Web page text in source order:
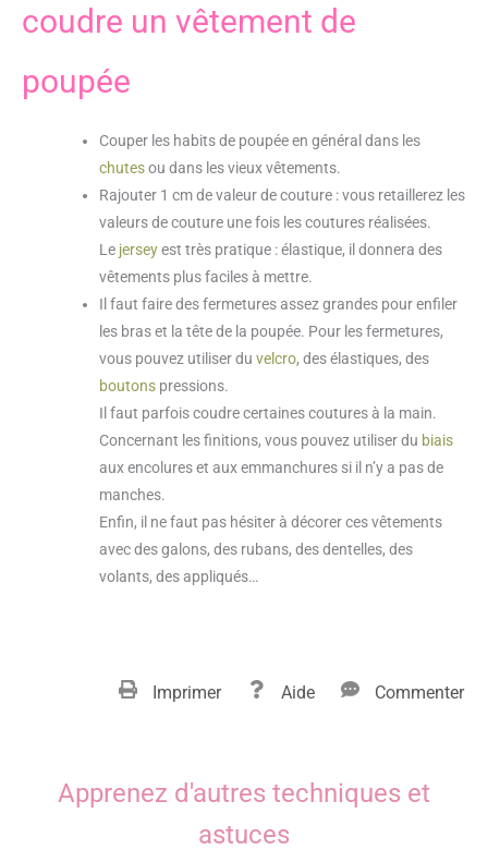
coudre un vêtement de
poupée
Couper les habits de poupée en général dans les
chutesou dans les vieux vêtements.
Rajouter 1 cm de valeur de couture : vous retaillerez les
valeurs de couture une fois les coutures réalisées.
Le jerseyest très pratique : élastique, il donnera des
vêtements plus faciles à mettre.
Il faut faire des fermetures assez grandes pour enfiler
les bras et la tête de la poupée. Pour les fermetures,
vous pouvez utiliser duvelcro, des élastiques, des
boutons pressions.
Il faut parfois coudre certaines coutures à la main.
Concernant les finitions, vous pouvez utiliser du biais
aux encolures et aux emmanchures si il n’y a pas de
manches.
Enfin, il ne faut pas hésiter à décorer ces vêtements
avec des galons, des rubans, des dentelles, des
volants, des appliqués…
Imprimer Aide Commenter
Apprenez d'autres techniques et
astuces